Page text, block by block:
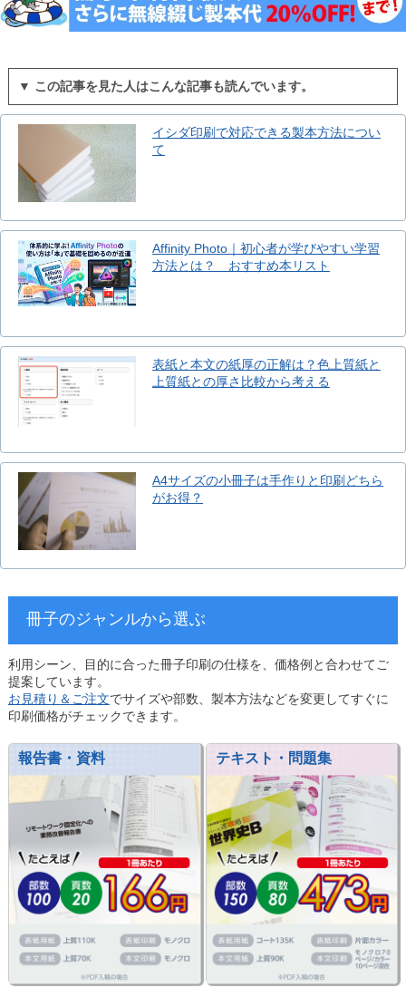
▼ この記事を見た人はこんな記事も読んでいます。
イシダ印刷で対応できる製本方法につい
て
Affinity Photo｜初心者が学びやすい学習
方法とは？ おすすめ本リスト
表紙と本文の紙厚の正解は？色上質紙と
上質紙との厚さ比較から考える
A4サイズの小冊子は手作りと印刷どちら
がお得？
冊子のジャンルから選ぶ
利用シーン、目的に合った冊子印刷の仕様を、価格例と合わせてご
提案しています。
お見積り＆ご注文でサイズや部数、製本方法などを変更してすぐに
印刷価格がチェックできます。
報告書・資料 テキスト・問題集